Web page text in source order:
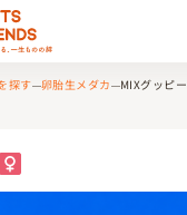
探す 卵胎生メダカ MIXグッピー